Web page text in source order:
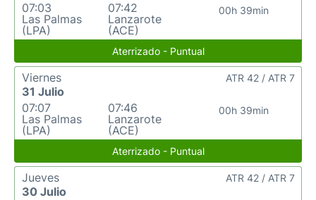
07:03
Las Palmas
(LPA)
07:42
Lanzarote
(ACE)
00h 39min
Aterrizado - Puntual
Viernes
31 Julio
07:07
Las Palmas
(LPA)
07:46
Lanzarote
(ACE)
00h 39min
ATR 42 / ATR 7
Aterrizado - Puntual
Jueves
30 Julio
ATR 42 / ATR 7